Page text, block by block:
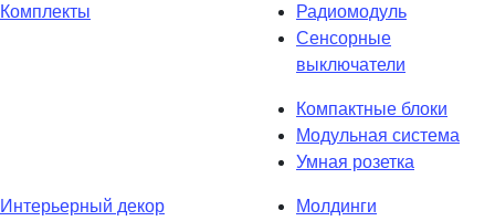
Комплекты
Радиомодуль
Сенсорные
выключатели
Компактные блоки
Модульная система
Умная розетка
Интерьерный декор
Молдинги